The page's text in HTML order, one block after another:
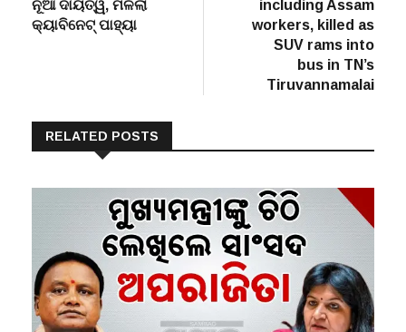
ନୂଆ ଦାୟିତ୍ୱ, ମିଳିଲା
କ୍ୟାବିନେଟ୍ ପାହ୍ୟା
including Assam
workers, killed as
SUV rams into
bus in TN’s
Tiruvannamalai
RELATED POSTS